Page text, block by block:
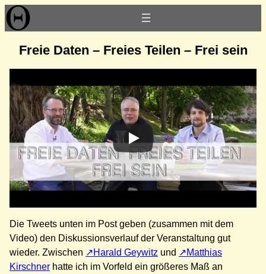
Zum
Inhalt
Freie Daten – Freies Teilen – Frei sein
Die Tweets unten im Post geben (zusammen mit dem
Video) den Diskussionsverlauf der Veranstaltung gut
wieder. Zwischen
Harald Geywitz und
Matthias
Kirschner hatte ich im Vorfeld ein größeres Maß an